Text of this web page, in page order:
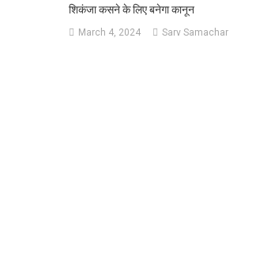
शिकंजा कसने के लिए बनेगा कानून
March 4, 2024 Sarv Samachar